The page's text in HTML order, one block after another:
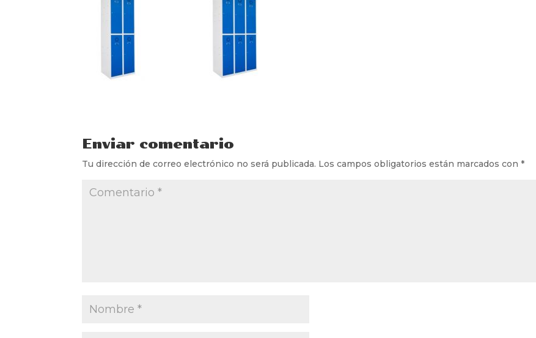
Enviar comentario
Tu dirección de correo electrónico no será publicada. Los campos obligatorios están marcados con*